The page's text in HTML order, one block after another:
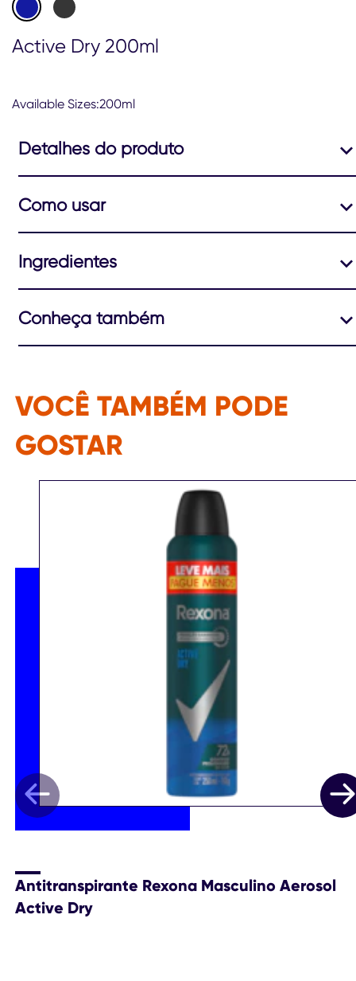
Active Dry 200ml
Available Sizes:200ml
Detalhes do produto
Como usar
Ingredientes
Conheça também
VOCÊ TAMBÉM PODE
GOSTAR
Antitranspirante Rexona Masculino Aerosol
Active Dry